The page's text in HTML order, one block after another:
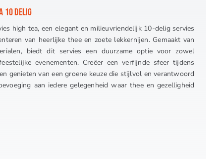
10 DELIG
high tea, een elegant en milieuvriendelijk 10-delig servies
van heerlijke thee en zoete lekkernijen. Gemaakt van
biedt dit servies een duurzame optie voor zowel
evenementen. Creëer een verfijnde sfeer tijdens
genieten van een groene keuze die stijlvol en verantwoord
aan iedere gelegenheid waar thee en gezelligheid